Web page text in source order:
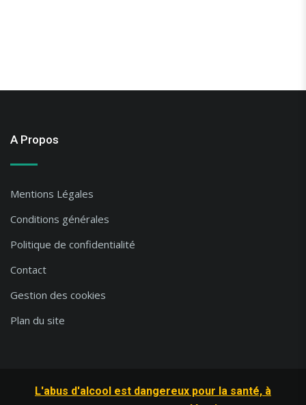
A Propos
Mentions Légales
Conditions générales
Politique de confidentialité
Contact
Gestion des cookies
Plan du site
L'abus d'alcool est dangereux pour la santé, à